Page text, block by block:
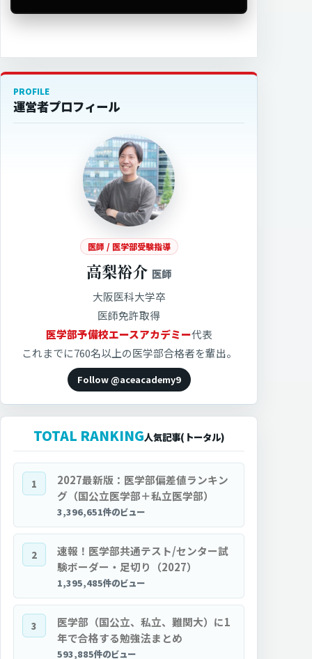
PROFILE
運営者プロフィール
医師 / 医学部受験指導
高梨裕介 医師
大阪医科大学卒
医師免許取得
医学部予備校エースアカデミー代表
これまでに760名以上の医学部合格者を輩出。
Follow @aceacademy9
TOTAL RANKING人気記事(トータル)
1
2027最新版：医学部偏差値ランキン
グ（国公立医学部＋私立医学部）
3,396,651件のビュー
2
速報！医学部共通テスト/センター試
験ボーダー・足切り（2027）
1,395,485件のビュー
3
医学部（国公立、私立、難関大）に1
年で合格する勉強法まとめ
593,885件のビュー